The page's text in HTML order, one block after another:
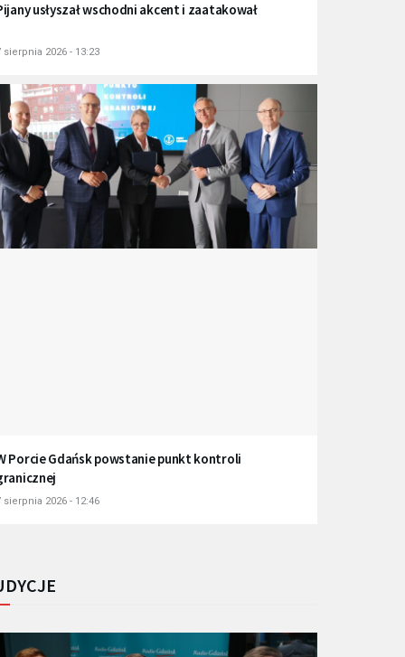
usłyszał wschodni akcent i zaatakował
sierpnia 2026 - 13:23
Porcie Gdańsk powstanie punkt kontroli
sierpnia 2026 - 12:46